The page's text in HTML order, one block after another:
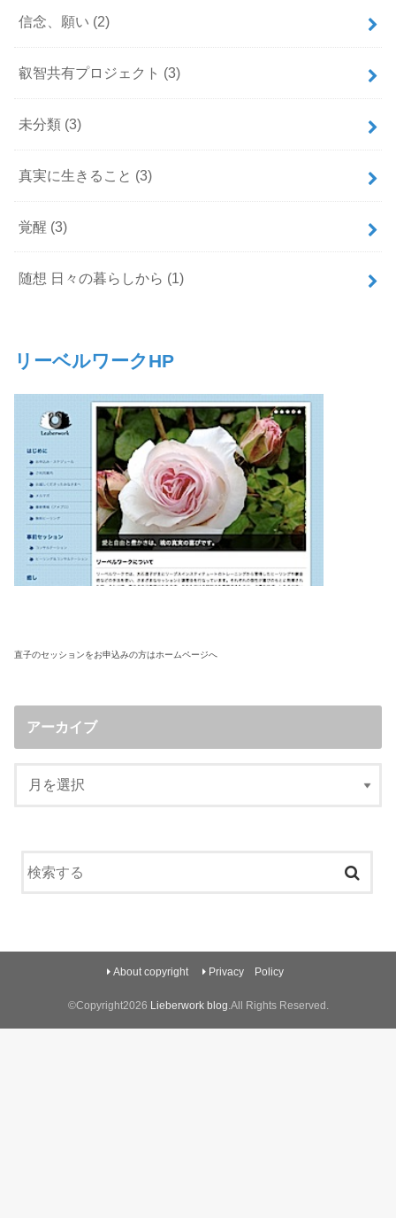
信念、願い (2)
叡智共有プロジェクト (3)
未分類 (3)
真実に生きること (3)
覚醒 (3)
随想 日々の暮らしから (1)
リーベルワークHP
直子のセッションをお申込みの方はホームページへ
アーカイブ
About copyright Privacy Policy
©Copyright2026 Lieberwork blog .All Rights Reserved.